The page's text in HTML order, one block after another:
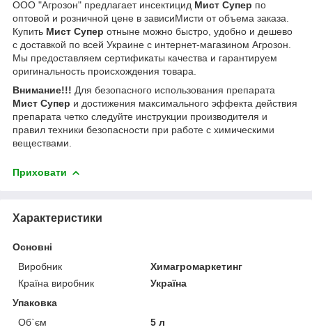
ООО "Агрозон" предлагает инсектицид Мист Супер по
оптовой и розничной цене в зависиМисти от объема заказа.
Купить Мист Супер отныне можно быстро, удобно и дешево
с доставкой по всей Украине с интернет-магазином Агрозон.
Мы предоставляем сертификаты качества и гарантируем
оригинальность происхождения товара.
Внимание!!! Для безопасного использования препарата
Мист Супер и достижения максимального эффекта действия
препарата четко следуйте инструкции производителя и
правил техники безопасности при работе с химическими
веществами.
Приховати
Характеристики
Основні
Виробник
Химагромаркетинг
Країна виробник
Україна
Упаковка
Об`єм
5 л